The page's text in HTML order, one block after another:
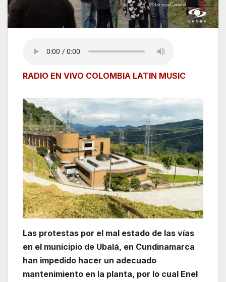
RADIO EN VIVO COLOMBIA LATIN MUSIC
Las protestas por el mal estado de las vías
en el municipio de Ubalá, en Cundinamarca
han impedido hacer un adecuado
mantenimiento en la planta, por lo cual Enel